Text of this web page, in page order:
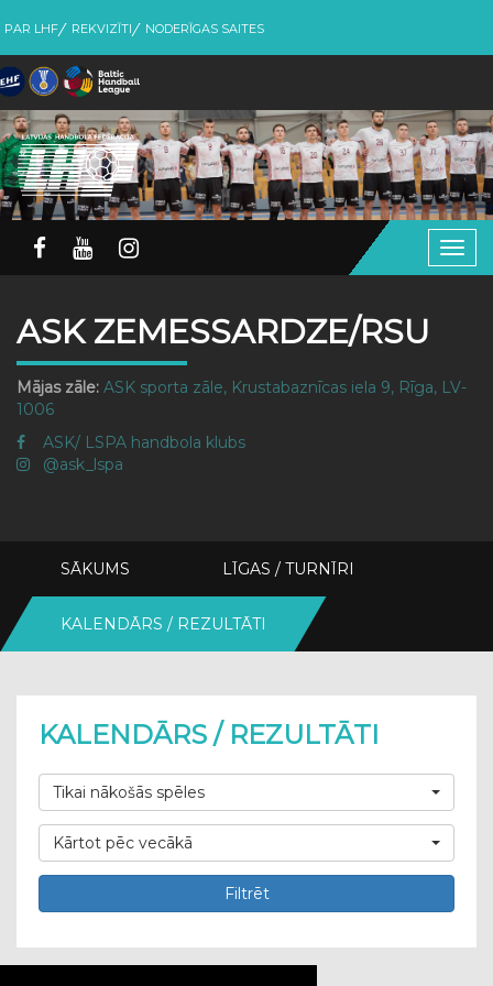
PAR LHF REKVIZĪTI NODERĪGAS SAITES
ASK ZEMESSARDZE/RSU
Mājas zāle: ASK sporta zāle, Krustabaznīcas iela 9, Rīga, LV-
1006
ASK/ LSPA handbola klubs
@ask_lspa
SĀKUMS LĪGAS / TURNĪRI
KALENDĀRS / REZULTĀTI
KALENDĀRS / REZULTĀTI
Tikai nākošās spēles
Kārtot pēc vecākā
Filtrēt